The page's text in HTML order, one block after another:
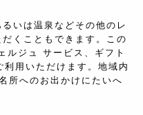
いは温泉などその他のレ
くこともできます。この
ジュ サービス、ギフト
用いただけます。地域内
所へのお出かけにたいへ